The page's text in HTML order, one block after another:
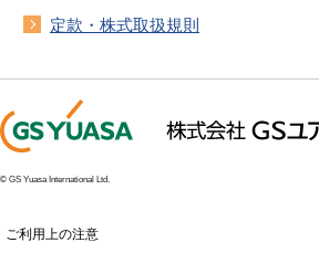
定款・株式取扱規則
© GS Yuasa International Ltd.
ご利用上の注意